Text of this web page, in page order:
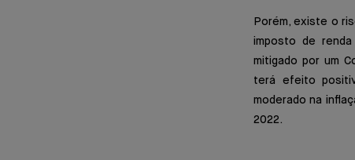
Porém, existe o
imposto de
mitigado por um
terá efeito
moderado na
2022.